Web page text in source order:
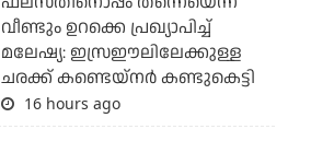
വീണ്ടും ഉറക്കെ പ്രഖ്യാപിച്ച്
മലേഷ്യ: ഇസ്രഈലിലേക്കുള്ള
ചരക്ക് കണ്ടെയ്‌നര്‍ കണ്ടുകെട്ടി
16 hours ago